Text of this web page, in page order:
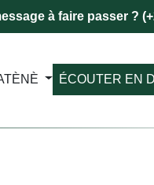
à faire passer ?
ÉCOUTER EN